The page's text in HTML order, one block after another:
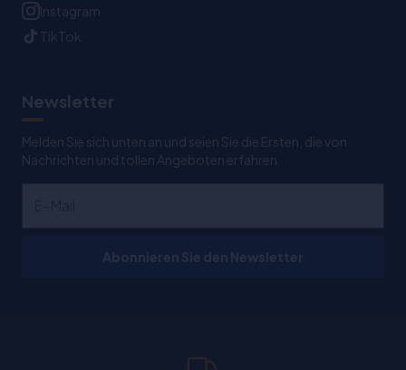
Instagram
TikTok
Newsletter
Melden Sie sich unten an und seien Sie die Ersten, die von
Nachrichten und tollen Angeboten erfahren